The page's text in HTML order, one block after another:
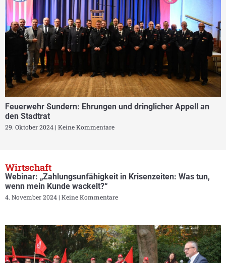
Feuerwehr Sundern: Ehrungen und dringlicher Appell an
den Stadtrat
29. Oktober 2024 Keine Kommentare
Wirtschaft
Webinar: „Zahlungsunfähigkeit in Krisenzeiten: Was tun,
wenn mein Kunde wackelt?“
4. November 2024 Keine Kommentare